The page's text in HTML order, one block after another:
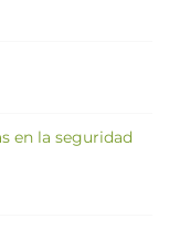
en la seguridad